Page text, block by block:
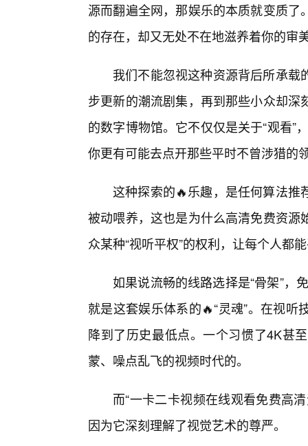
源而翻遍全网，那娱乐的本质就变质
的存在，却又无处不在地滋养着你的审
我们不能忽视这种资源背后所承
步更新的潮流剧集，再到那些小众却
的数字博物馆。它不仅仅是关于“观看”
你更有可能去点开那些平时不曾涉猎的
这种探索的🔥乐趣，是任何算法推
被动喂养，这也是为什么高清免费资
众某种“视听平权”的权利，让每个人都
如果说流畅的线路选择是“骨架”，
就是这套娱乐体系的🔥“灵魂”。在视
降到了历史最低点。一个习惯了4K甚
蒙、噪点乱飞的视频时代的。
而“一卡二卡视频在线观看免费高
因为它深刻理解了视觉艺术的尊严。